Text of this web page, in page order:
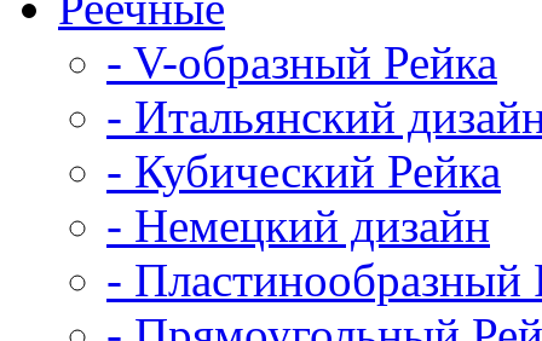
- V-образный Рейка
- Итальянский
- Кубический Рейка
- Немецкий дизайн
- Пластинообразный